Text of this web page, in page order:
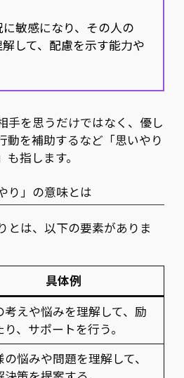
敏感になり、その人の
して、配慮を示す能力や
手を思うだけではなく、優し
動を補助するなど「思いやり
指します。
り」の意味とは
とは、以下の要素がありま
具体例
考えや悩みを理解して、励
り、サポートを行う。
の悩みや問題を理解して、